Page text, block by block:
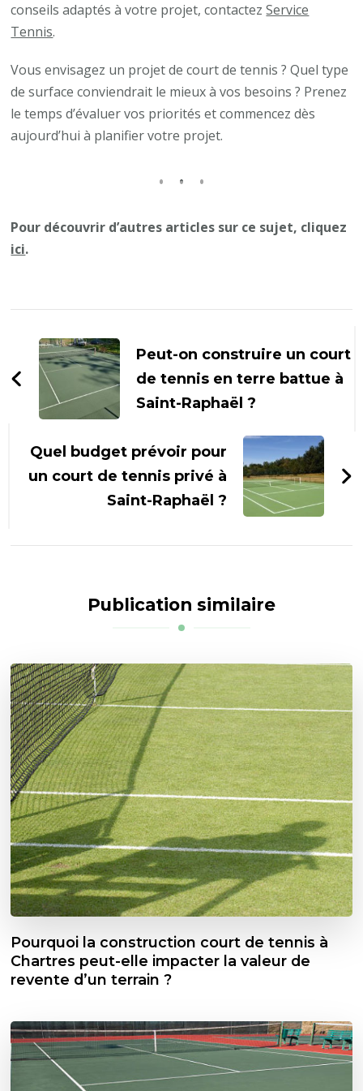
conseils adaptés à votre projet, contactezService
Tennis.
Vous envisagez un projet de court de tennis ? Quel type
de surface conviendrait le mieux à vos besoins ? Prenez
le temps d’évaluer vos priorités et commencez dès
aujourd’hui à planifier votre projet.
Pour découvrir d’autres articles sur ce sujet, cliquez
ici.
d'article
Peut-on construire un court
de tennis en terre battue à
Saint-Raphaël ?
Quel budget prévoir pour
un court de tennis privé à
Saint-Raphaël ?
Publication similaire
Pourquoi la construction court de tennis à
Chartres peut-elle impacter la valeur de
revente d’un terrain ?